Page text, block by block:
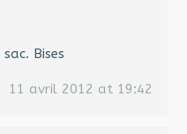
Bises
11 avril 2012 at 19:42